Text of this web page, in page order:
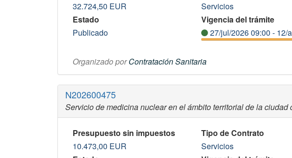
32.724,50 EUR
Servicios
Estado
Publicado
Vigencia del trámite
27/jul/2026 09:00 - 12/
Organizado por Contratación Sanitaria
N202600475
Servicio de medicina nuclear en el ámbito territorial de la ciudad
Presupuesto sin impuestos
10.473,00 EUR
Tipo de Contrato
Servicios